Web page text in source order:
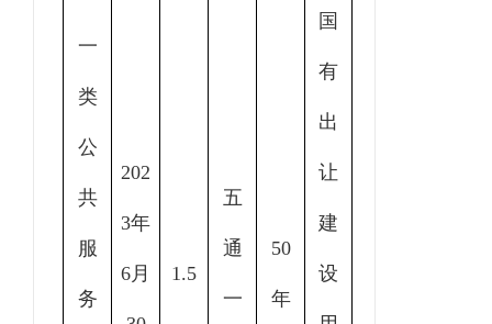
一
类
公
共
服
务
202
3年
6月 1.5
五
通
一
50
年
国
有
出
让
建
设